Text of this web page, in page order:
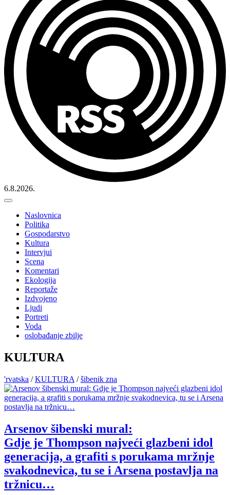
6.8.2026.
Naslovnica
Politika
Gospodarstvo
Kultura
Intervjui
Scena
Komentari
Ekologija
Reportaže
Izdvojeno
Ljudi
Portreti
Voda
oslobađanje zbilje
KULTURA
'rvatska /KULTURA /šibenik zna
Arsenov šibenski mural:
Gdje je Thompson najveći glazbeni idol
generacija, a grafiti s porukama mržnje
svakodnevica, tu se i Arsena postavlja na
tržnicu…